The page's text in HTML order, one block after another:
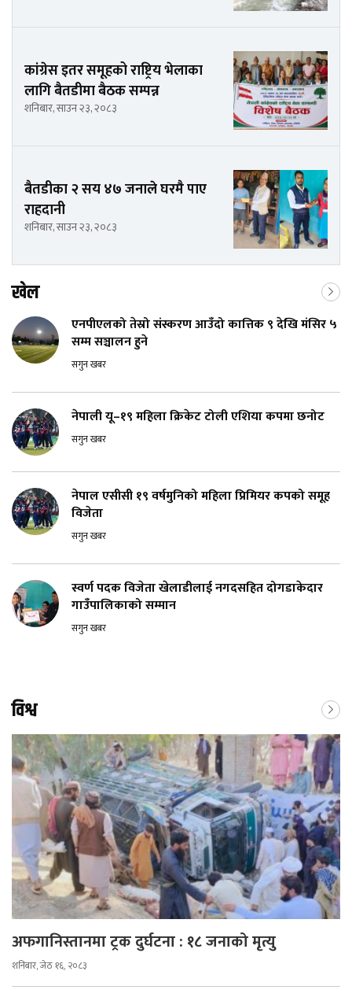
कांग्रेस इतर समूहको राष्ट्रिय भेलाका
लागि बैतडीमा बैठक सम्पन्न
शनिबार, साउन २३, २०८३
बैतडीका २ सय ४७ जनाले घरमै पाए
राहदानी
शनिबार, साउन २३, २०८३
खेल
एनपीएलको तेस्रो संस्करण आउँदो कात्तिक ९ देखि मंसिर ५
सम्म सञ्चालन हुने
सगुन खबर
नेपाली यू–१९ महिला क्रिकेट टोली एशिया कपमा छनोट
सगुन खबर
नेपाल एसीसी १९ वर्षमुनिको महिला प्रिमियर कपको समूह
विजेता
सगुन खबर
स्वर्ण पदक विजेता खेलाडीलाई नगदसहित दोगडाकेदार
गाउँपालिकाको सम्मान
सगुन खबर
विश्व
अफगानिस्तानमा ट्रक दुर्घटना : १८ जनाको मृत्यु
शनिबार, जेठ १६, २०८३